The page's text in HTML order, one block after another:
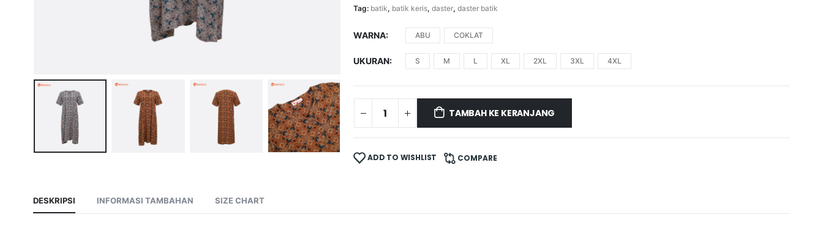
Tag: batik, batik keris,daster,daster batik
WARNA ABU COKLAT
UKURAN S M L XL 2XL 3XL 4XL
TAMBAH KE KERANJANG
ADD TO WISHLIST COMPARE
DESKRIPSI INFORMASI TAMBAHAN SIZE CHART